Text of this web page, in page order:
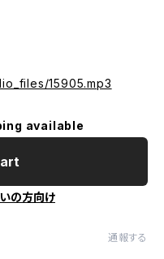
15905.mp3
available
の方向け
通報する